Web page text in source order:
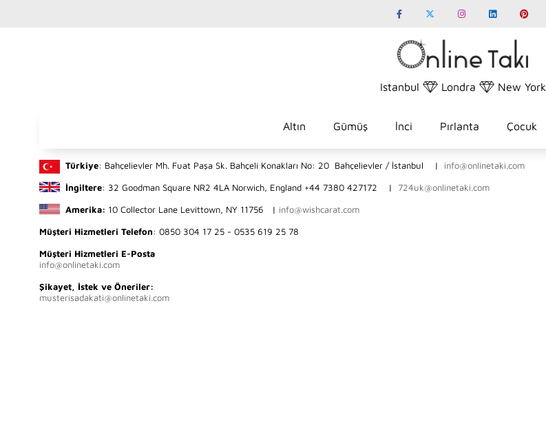
Istanbul Londra New York
Altın Gümüş İnci Pırlanta Çocuk
Türkiye: Bahçelievler Mh. Fuat Paşa Sk. Bahçeli Konakları No: 20 Bahçelievler / İstanbul | info@onlinetaki.com
İngiltere: 32 Goodman Square NR2 4LA Norwich, England +44 7380 427172 | 724uk@onlinetaki.com
Amerika: 10 Collector Lane Levittown, NY 11756 | info@wishcarat.com
Müşteri Hizmetleri Telefon: 0850 304 17 25 - 0535 619 25 78
Müşteri Hizmetleri E-Posta
info@onlinetaki.com
Şikayet, İstek ve Öneriler:
musterisadakati@onlinetaki.com